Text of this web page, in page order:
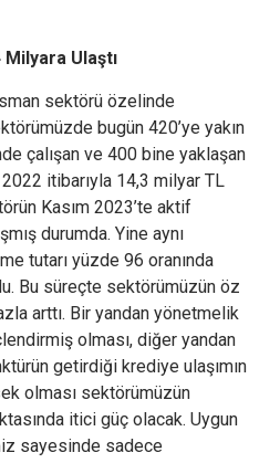
Ulaştı
sektörü özelinde
bugün 420’ye yakın
çalışan ve 400 bine yaklaşan
itibarıyla 14,3 milyar TL
Kasım 2023’te aktif
durumda. Yine aynı
tutarı yüzde 96 oranında
Bu süreçte sektörümüzün öz
arttı. Bir yandan yönetmelik
olması, diğer yandan
getirdiği krediye ulaşımın
olması sektörümüzün
itici güç olacak. Uygun
sayesinde sadece